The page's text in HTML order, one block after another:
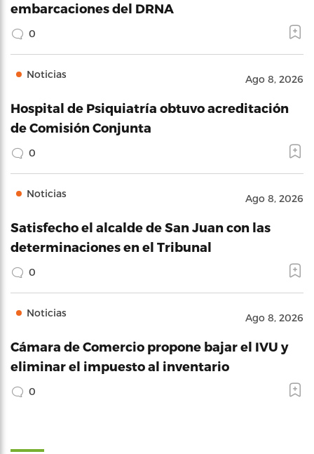
embarcaciones del DRNA
0
Noticias Ago 8, 2026
Hospital de Psiquiatría obtuvo acreditación
de Comisión Conjunta
0
Noticias Ago 8, 2026
Satisfecho el alcalde de San Juan con las
determinaciones en el Tribunal
0
Noticias Ago 8, 2026
Cámara de Comercio propone bajar el IVU y
eliminar el impuesto al inventario
0